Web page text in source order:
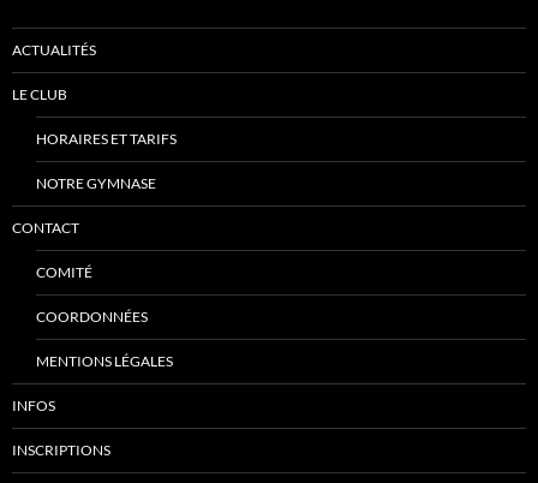
ACTUALITÉS
LE CLUB
HORAIRES ET TARIFS
NOTRE GYMNASE
CONTACT
COMITÉ
COORDONNÉES
MENTIONS LÉGALES
INFOS
INSCRIPTIONS